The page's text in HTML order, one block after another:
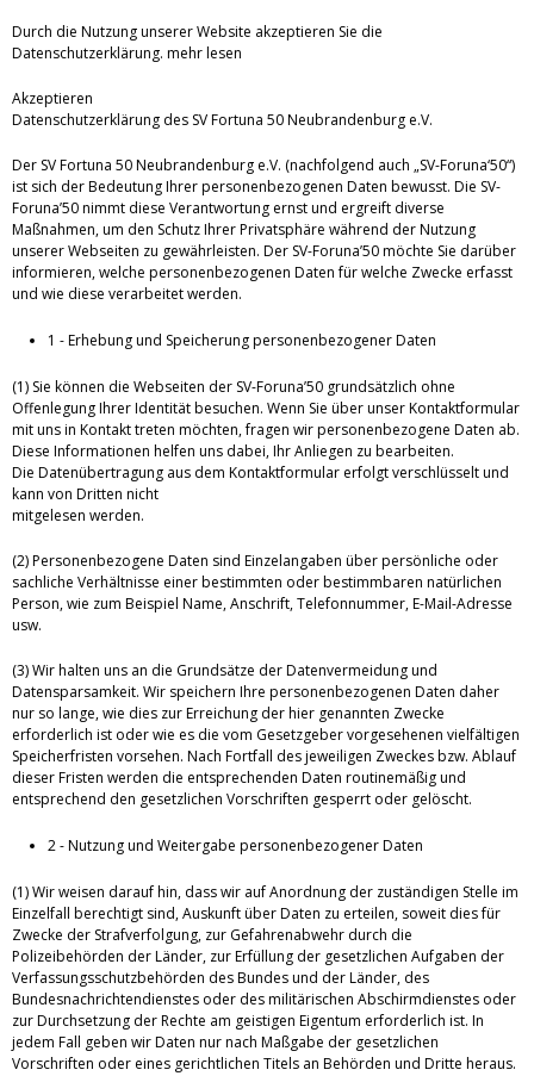
Durch die Nutzung unserer Website akzeptieren Sie die
Datenschutzerklärung. mehr lesen
Akzeptieren
Datenschutzerklärung des SV Fortuna 50 Neubrandenburg e.V.
Der SV Fortuna 50 Neubrandenburg e.V. (nachfolgend auch „SV-Foruna‘50“)
ist sich der Bedeutung Ihrer personenbezogenen Daten bewusst. Die SV-
Foruna’50 nimmt diese Verantwortung ernst und ergreift diverse
Maßnahmen, um den Schutz Ihrer Privatsphäre während der Nutzung
unserer Webseiten zu gewährleisten. Der SV-Foruna’50 möchte Sie darüber
informieren, welche personenbezogenen Daten für welche Zwecke erfasst
und wie diese verarbeitet werden.
1 - Erhebung und Speicherung personenbezogener Daten
(1) Sie können die Webseiten der SV-Foruna’50 grundsätzlich ohne
Offenlegung Ihrer Identität besuchen. Wenn Sie über unser Kontaktformular
mit uns in Kontakt treten möchten, fragen wir personenbezogene Daten ab.
Diese Informationen helfen uns dabei, Ihr Anliegen zu bearbeiten.
Die Datenübertragung aus dem Kontaktformular erfolgt verschlüsselt und
kann von Dritten nicht
mitgelesen werden.
(2) Personenbezogene Daten sind Einzelangaben über persönliche oder
sachliche Verhältnisse einer bestimmten oder bestimmbaren natürlichen
Person, wie zum Beispiel Name, Anschrift, Telefonnummer, E-Mail-Adresse
usw.
(3) Wir halten uns an die Grundsätze der Datenvermeidung und
Datensparsamkeit. Wir speichern Ihre personenbezogenen Daten daher
nur so lange, wie dies zur Erreichung der hier genannten Zwecke
erforderlich ist oder wie es die vom Gesetzgeber vorgesehenen vielfältigen
Speicherfristen vorsehen. Nach Fortfall des jeweiligen Zweckes bzw. Ablauf
dieser Fristen werden die entsprechenden Daten routinemäßig und
entsprechend den gesetzlichen Vorschriften gesperrt oder gelöscht.
2 - Nutzung und Weitergabe personenbezogener Daten
(1) Wir weisen darauf hin, dass wir auf Anordnung der zuständigen Stelle im
Einzelfall berechtigt sind, Auskunft über Daten zu erteilen, soweit dies für
Zwecke der Strafverfolgung, zur Gefahrenabwehr durch die
Polizeibehörden der Länder, zur Erfüllung der gesetzlichen Aufgaben der
Verfassungsschutzbehörden des Bundes und der Länder, des
Bundesnachrichtendienstes oder des militärischen Abschirmdienstes oder
zur Durchsetzung der Rechte am geistigen Eigentum erforderlich ist. In
jedem Fall geben wir Daten nur nach Maßgabe der gesetzlichen
Vorschriften oder eines gerichtlichen Titels an Behörden und Dritte heraus.